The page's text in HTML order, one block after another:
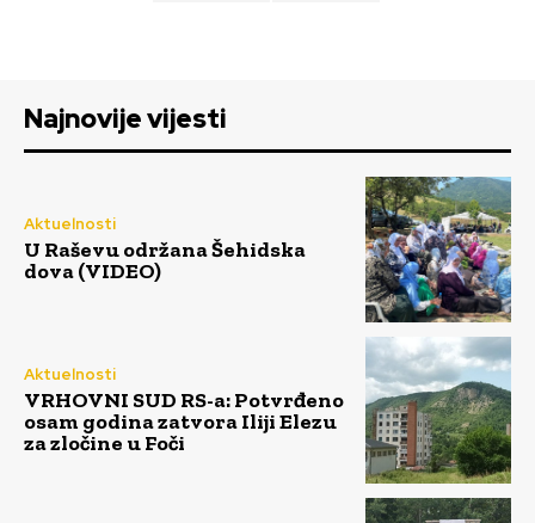
Najnovije vijesti
Aktuelnosti
U Raševu održana Šehidska
dova (VIDEO)
Aktuelnosti
VRHOVNI SUD RS-a: Potvrđeno
osam godina zatvora Iliji Elezu
za zločine u Foči